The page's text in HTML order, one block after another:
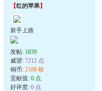
【红的苹果】
新手上路
发帖: 1839
威望: 7212 点
铜币: 2188 枚
贡献值: 0 点
好评度: 0 点